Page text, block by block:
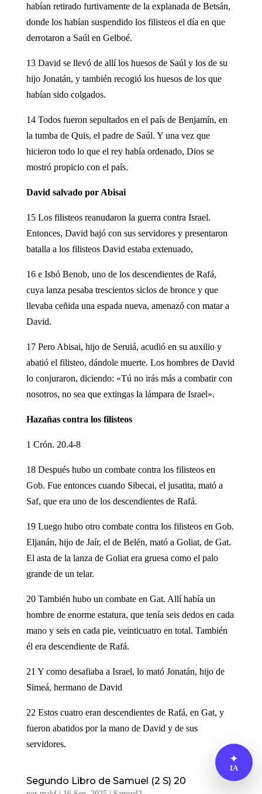
habían retirado furtivamente de la explanada de Betsán,
donde los habían suspendido los filisteos el día en que
derrotaron a Saúl en Gelboé.
13 David se llevó de allí los huesos de Saúl y los de su
hijo Jonatán, y también recogió los huesos de los que
habían sido colgados.
14 Todos fueron sepultados en el país de Benjamín, en
la tumba de Quis, el padre de Saúl. Y una vez que
hicieron todo lo que el rey había ordenado, Dios se
mostró propicio con el país.
David salvado por Abisai
15 Los filisteos reanudaron la guerra contra Israel.
Entonces, David bajó con sus servidores y presentaron
batalla a los filisteos David estaba extenuado,
16 e Isbó Benob, uno de los descendientes de Rafá,
cuya lanza pesaba trescientos siclos de bronce y que
llevaba ceñida una espada nueva, amenazó con matar a
David.
17 Pero Abisai, hijo de Seruiá, acudió en su auxilio y
abatió el filisteo, dándole muerte. Los hombres de David
lo conjuraron, diciendo: «Tú no irás más a combatir con
nosotros, no sea que extingas la lámpara de Israel».
Hazañas contra los filisteos
1 Crón. 20.4-8
18 Después hubo un combate contra los filisteos en
Gob. Fue entonces cuando Sibecai, el jusatita, mató a
Saf, que era uno de los descendientes de Rafá.
19 Luego hubo otro combate contra los filisteos en Gob.
Eljanán, hijo de Jaír, el de Belén, mató a Goliat, de Gat.
El asta de la lanza de Goliat era gruesa como el palo
grande de un telar.
20 También hubo un combate en Gat. Allí había un
hombre de enorme estatura, que tenía seis dedos en cada
mano y seis en cada pie, veinticuatro en total. También
él era descendiente de Rafá.
21 Y como desafiaba a Israel, lo mató Jonatán, hijo de
Simeá, hermano de David
22 Estos cuatro eran descendientes de Rafá, en Gat, y
fueron abatidos por la mano de David y de sus
servidores.
Segundo Libro de Samuel (2 S) 20
✦
IA